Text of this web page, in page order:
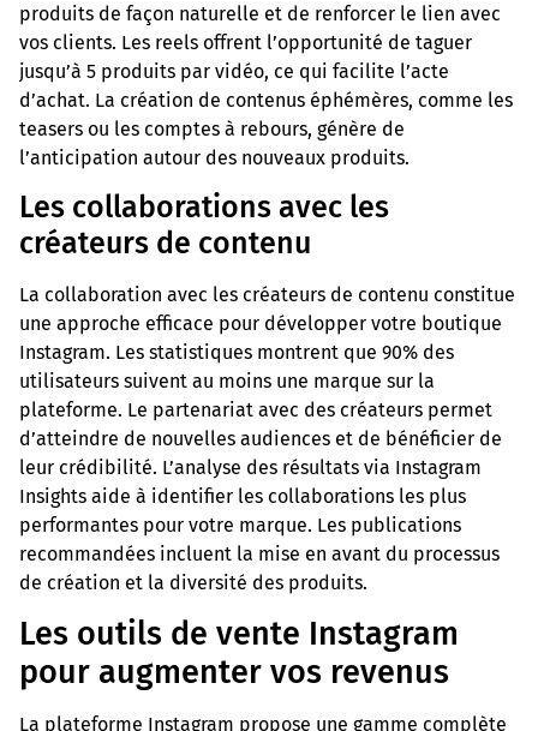
produits de façon naturelle et de renforcer le lien avec
vos clients. Les reels offrent l’opportunité de taguer
jusqu’à 5 produits par vidéo, ce qui facilite l’acte
d’achat. La création de contenus éphémères, comme les
teasers ou les comptes à rebours, génère de
l’anticipation autour des nouveaux produits.
Les collaborations avec les
créateurs de contenu
La collaboration avec les créateurs de contenu constitue
une approche efficace pour développer votre boutique
Instagram. Les statistiques montrent que 90% des
utilisateurs suivent au moins une marque sur la
plateforme. Le partenariat avec des créateurs permet
d’atteindre de nouvelles audiences et de bénéficier de
leur crédibilité. L’analyse des résultats via Instagram
Insights aide à identifier les collaborations les plus
performantes pour votre marque. Les publications
recommandées incluent la mise en avant du processus
de création et la diversité des produits.
Les outils de vente Instagram
pour augmenter vos revenus
La plateforme Instagram propose une gamme complète